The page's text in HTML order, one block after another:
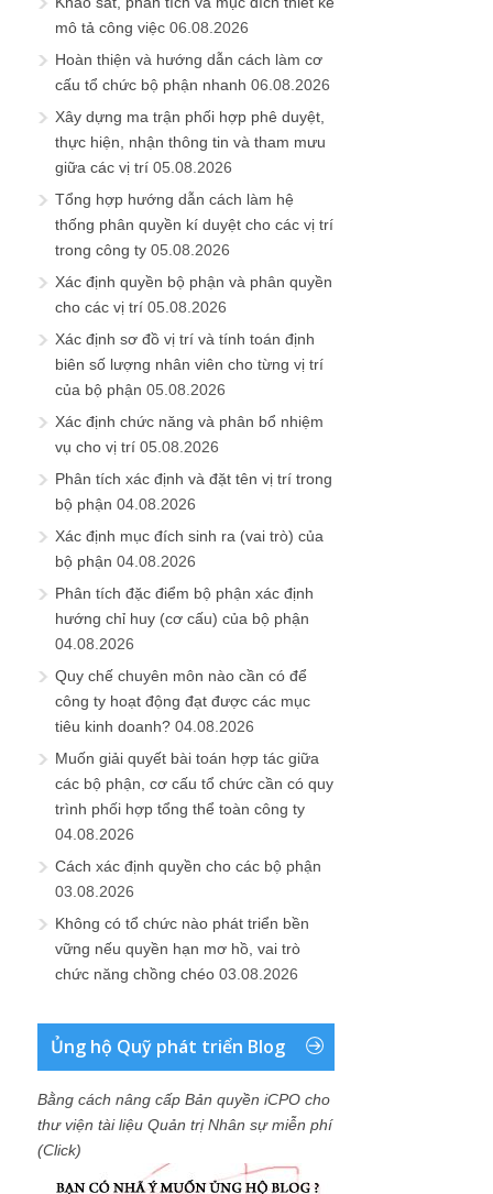
mô tả công việc 06.08.2026
Hoàn thiện và hướng dẫn cách làm cơ
cấu tổ chức bộ phận nhanh 06.08.2026
Xây dựng ma trận phối hợp phê duyệt,
thực hiện, nhận thông tin và tham mưu
giữa các vị trí 05.08.2026
Tổng hợp hướng dẫn cách làm hệ
thống phân quyền kí duyệt cho các vị trí
trong công ty 05.08.2026
Xác định quyền bộ phận và phân quyền
cho các vị trí 05.08.2026
Xác định sơ đồ vị trí và tính toán định
biên số lượng nhân viên cho từng vị trí
của bộ phận 05.08.2026
Xác định chức năng và phân bổ nhiệm
vụ cho vị trí 05.08.2026
Phân tích xác định và đặt tên vị trí trong
bộ phận 04.08.2026
Xác định mục đích sinh ra (vai trò) của
bộ phận 04.08.2026
Phân tích đặc điểm bộ phận xác định
hướng chỉ huy (cơ cấu) của bộ phận
04.08.2026
Quy chế chuyên môn nào cần có để
công ty hoạt động đạt được các mục
tiêu kinh doanh? 04.08.2026
Muốn giải quyết bài toán hợp tác giữa
các bộ phận, cơ cấu tổ chức cần có quy
trình phối hợp tổng thể toàn công ty
04.08.2026
Cách xác định quyền cho các bộ phận
03.08.2026
Không có tổ chức nào phát triển bền
vững nếu quyền hạn mơ hồ, vai trò
chức năng chồng chéo 03.08.2026
Ủng hộ Quỹ phát triển Blog
Bằng cách nâng cấp Bản quyền iCPO cho
thư viện tài liệu Quản trị Nhân sự miễn phí
(Click)